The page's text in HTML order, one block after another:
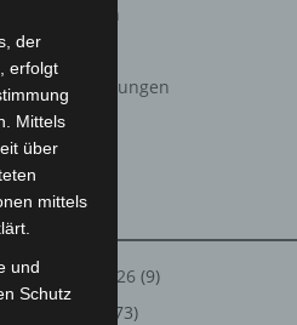
Menschen
Über uns
Veranstaltungen
Welt
August 2026 (9)
(73)
der
erfolgt
Mittels
über
mittels
und
Schutz